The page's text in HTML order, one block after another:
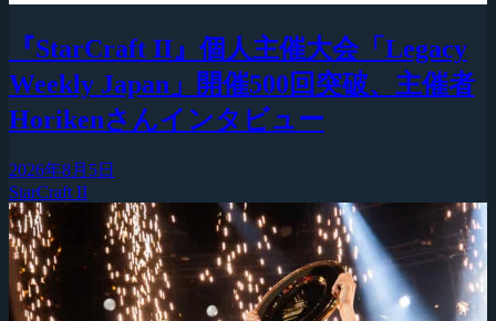
『StarCraft II』個人主催大会「Legacy
Weekly Japan」開催500回突破、主催者
Horikenさんインタビュー
2026年8月5日
StarCraft II